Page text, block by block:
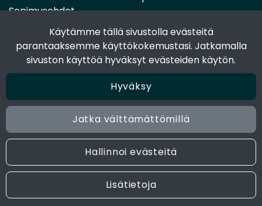
Käytämme tällä sivustolla evästeitä
parantaaksemme käyttökokemustasi. Jatkamalla
sivuston käyttöä hyväksyt evästeiden käytön.
Hyväksy
Jatka välttämättömillä
Hallinnoi evästeitä
Lisätietoja
Sopimusehdot
Toimitustavat
Maksutavat
Tietosuojaseloste
Seuraa sosiaalisessa mediassa
Facebook
Instagram
© 2024 Joen Tukkutiimi. All rights reserved. Site by